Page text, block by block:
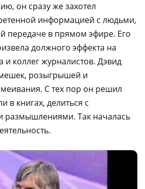
он сразу же захотел
информацией с людьми,
передаче в прямом эфире. Его
должного эффекта на
и коллег журналистов. Дэвид
розыгрышей и
С тех пор он решил
в книгах, делиться с
размышлениями. Так началась